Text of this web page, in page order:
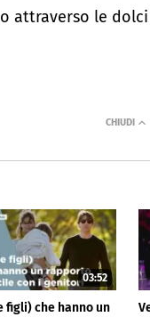
attraverso le
03:52
figli) che hanno un